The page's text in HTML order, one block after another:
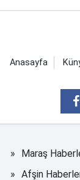
Anasayfa
Maraş
Afşin